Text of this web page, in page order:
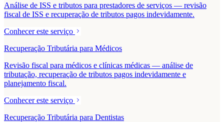
Análise de ISS e tributos para prestadores de serviços — revisão
fiscal de ISS e recuperação de tributos pagos indevidamente.
Conhecer este serviço
Recuperação Tributária para Médicos
Revisão fiscal para médicos e clínicas médicas — análise de
tributação, recuperação de tributos pagos indevidamente e
planejamento fiscal.
Conhecer este serviço
Recuperação Tributária para Dentistas